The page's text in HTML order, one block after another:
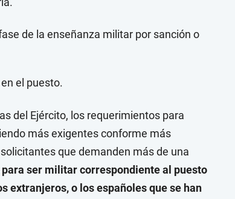
de la enseñanza militar por sanción o
el puesto.
del Ejército, los requerimientos para
más exigentes conforme más
que demanden más de una
ser militar correspondiente al puesto
extranjeros, o los españoles que se han